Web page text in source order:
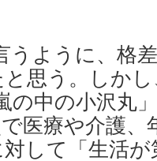
うように、格
思う。しか
の中の小沢丸
医療や介護、
して「生活